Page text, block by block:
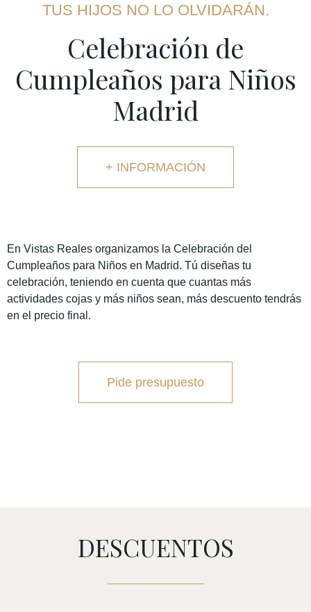
TUS HIJOS NO LO OLVIDARÁN.
Celebración de
Cumpleaños para Niños
Madrid
+ INFORMACIÓN
En Vistas Reales organizamos la Celebración del
Cumpleaños para Niños en Madrid. Tú diseñas tu
celebración, teniendo en cuenta que cuantas más
actividades cojas y más niños sean, más descuento tendrás
en el precio final.
Pide presupuesto
DESCUENTOS